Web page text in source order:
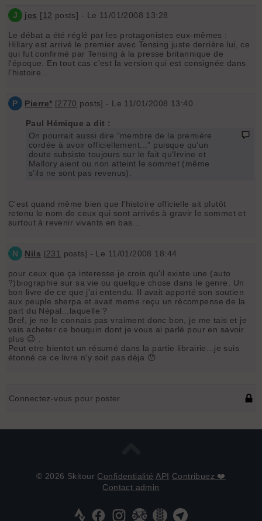
J jcs [12 posts] - Le 11/01/2008 13:28
Le débat a été réglé par les protagonistes eux-mêmes :
Hillary est arrivé le premier avec Tensing juste derrière lui, ce
qui fut confirmé par Tensing à la presse britannique de
l'époque. En tout cas c'est la version qui est consignée dans
l'histoire...
P Pierre* [2770 posts] - Le 11/01/2008 13:40
Paul Hémique a dit :
On pourrait aussi dire "membre de la première
cordée à avoir officiellement..." puisque qu'un
doute subsiste toujours sur le fait qu'Irvine et
Mallory aient ou non atteint le sommet (même
s'ils ne sont pas revenus).
C'est quand même bien que l'histoire officielle ait plutôt
retenu le nom de ceux qui sont arrivés à gravir le sommet et
surtout à revenir vivants en bas...
N Nils [231 posts] - Le 11/01/2008 18:44
pour ceux que ça interesse je crois qu'il existe une (auto
?)biographie sur sa vie ou quelque chose dans le genre. Un
bon livre de ce que j'ai entendu. Il avait apporté son soutien
aux peuple sherpa et avait meme reçu un récompense de la
part du Népal...laquelle ?
Bref, je ne le connais pas vraiment donc bon, je me tais et je
vais acheter ce bouquin dont je vous ai parlé pour en savoir
plus 😉 .
Peut etre bientot un résumé dans la partie librairie...je suis
étonné ce ce livre n'y soit pas déja 😯
Connectez-vous pour poster
© 2026 Skitour Confidentialité API Contribuez ❤️
Contact admin